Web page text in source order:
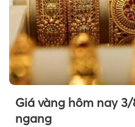
Giá vàng hôm nay
ngang